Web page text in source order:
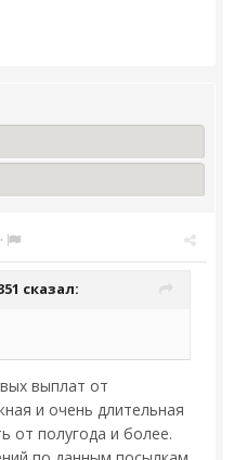
·
сказал:
выплат от
и очень длительная
от полугода и более.